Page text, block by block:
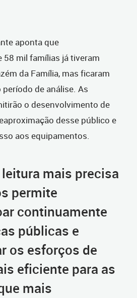
aponta que
58 mil famílias já tiveram
da Família, mas ficaram
de análise. As
o desenvolvimento de
desse público e
aos equipamentos.
leitura mais precisa
permite
continuamente
públicas e
os esforços de
eficiente para as
mais